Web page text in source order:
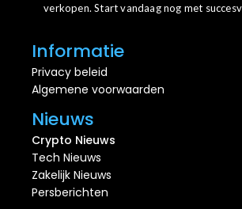
verkopen. Start vandaag nog met
Informatie
Privacy beleid
Algemene voorwaarden
Nieuws
Crypto Nieuws
Tech Nieuws
Zakelijk Nieuws
Persberichten